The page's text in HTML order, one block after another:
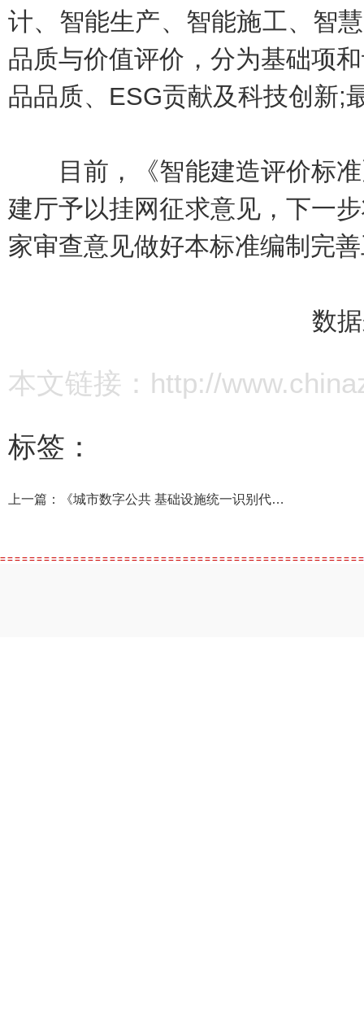
计、智能生产、智能施工、智
品质与价值评价，分为基础项
品品质、ESG贡献及科技创新;
目前，《智能建造评价标准
建厅予以挂网征求意见，下一
家审查意见做好本标准编制完
数据
本文链接：http://
标签：
上一篇： 《城市数字公共 基础设施统一识别代码分类框架和编码规则 （征求意见稿）》